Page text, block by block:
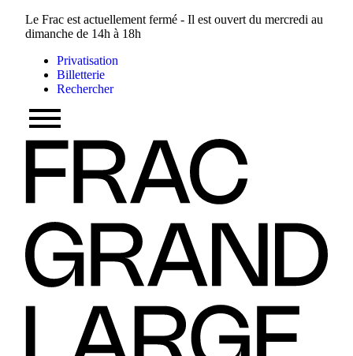
Le Frac est actuellement fermé - Il est ouvert du mercredi au
dimanche de 14h à 18h
Privatisation
Billetterie
Rechercher